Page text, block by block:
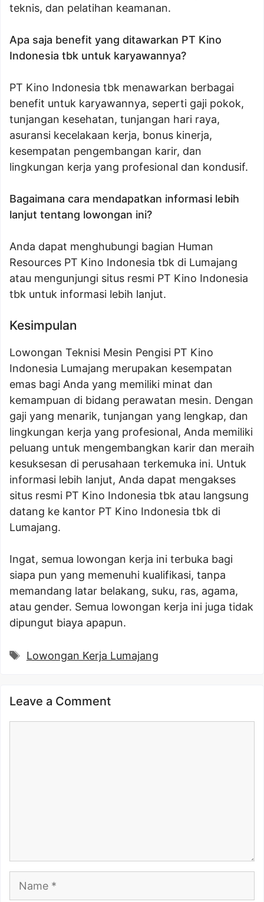
teknis, dan pelatihan keamanan.
Apa saja benefit yang ditawarkan PT Kino
Indonesia tbk untuk karyawannya?
PT Kino Indonesia tbk menawarkan berbagai
benefit untuk karyawannya, seperti gaji pokok,
tunjangan kesehatan, tunjangan hari raya,
asuransi kecelakaan kerja, bonus kinerja,
kesempatan pengembangan karir, dan
lingkungan kerja yang profesional dan kondusif.
Bagaimana cara mendapatkan informasi lebih
lanjut tentang lowongan ini?
Anda dapat menghubungi bagian Human
Resources PT Kino Indonesia tbk di Lumajang
atau mengunjungi situs resmi PT Kino Indonesia
tbk untuk informasi lebih lanjut.
Kesimpulan
Lowongan Teknisi Mesin Pengisi PT Kino
Indonesia Lumajang merupakan kesempatan
emas bagi Anda yang memiliki minat dan
kemampuan di bidang perawatan mesin. Dengan
gaji yang menarik, tunjangan yang lengkap, dan
lingkungan kerja yang profesional, Anda memiliki
peluang untuk mengembangkan karir dan meraih
kesuksesan di perusahaan terkemuka ini. Untuk
informasi lebih lanjut, Anda dapat mengakses
situs resmi PT Kino Indonesia tbk atau langsung
datang ke kantor PT Kino Indonesia tbk di
Lumajang.
Ingat, semua lowongan kerja ini terbuka bagi
siapa pun yang memenuhi kualifikasi, tanpa
memandang latar belakang, suku, ras, agama,
atau gender. Semua lowongan kerja ini juga tidak
dipungut biaya apapun.
Tags
Lowongan Kerja Lumajang
Leave a Comment